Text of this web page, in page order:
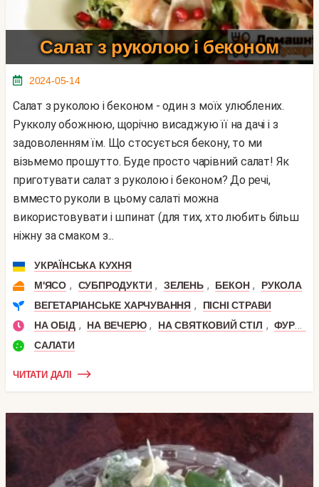
Салат з руколою і беконом
2024-05-14
Салат з руколою і беконом - один з моїх улюблених.
Рукколу обожнюю, щорічно висаджую її на дачі і з
задоволенням їм. Що стосується бекону, то ми
візьмемо прошутто. Буде просто чарівний салат! Як
приготувати салат з руколою і беконом? До речі,
вмместо руколи в цьому салаті можна
використовувати і шпинат (для тих, хто любить більш
ніжну за смаком з...
УКРАЇНСЬКА КУХНЯ
М'ЯСО , СУБПРОДУКТИ , ЗЕЛЕНЬ , БЕКОН ,
РУКОЛА
ВЕГЕТАРІАНСЬКЕ ХАРЧУВАННЯ ,
ПІСНІ СТРАВИ
НА ОБІД , НА ВЕЧЕРЮ , НА СВЯТКОВИЙ СТІЛ , ФУРШЕТ
САЛАТИ
ЧИТАТИ ДАЛІ